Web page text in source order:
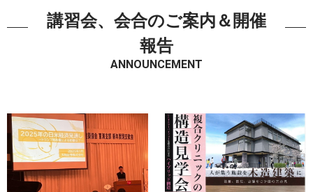
講習会、会合のご案内＆開催
報告
ANNOUNCEMENT